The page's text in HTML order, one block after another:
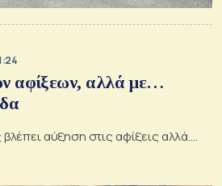
αφίξεων, αλλά με…
αύξηση στις αφίξεις αλλά....